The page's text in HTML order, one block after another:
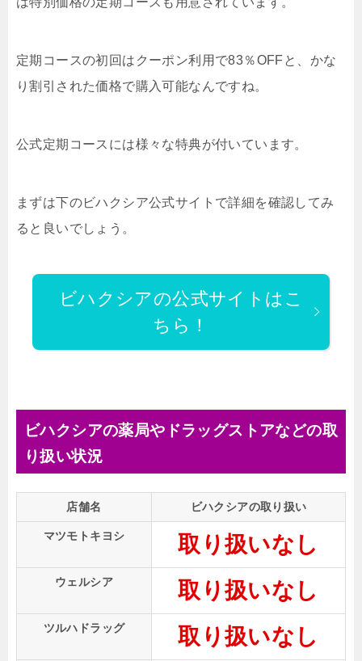
定期コースの初回はクーポン利用で83％OFFと、かな
り割引された価格で購入可能なんですね。
公式定期コースには様々な特典が付いています。
まずは下のビハクシア公式サイトで詳細を確認してみ
ると良いでしょう。
ビハクシアの公式サイトはこ
ちら！
ビハクシアの薬局やドラッグストアなどの取
り扱い状況
店舗名 ビハクシアの取り扱い
マツモトキヨシ 取り扱いなし
ウェルシア 取り扱いなし
ツルハドラッグ 取り扱いなし